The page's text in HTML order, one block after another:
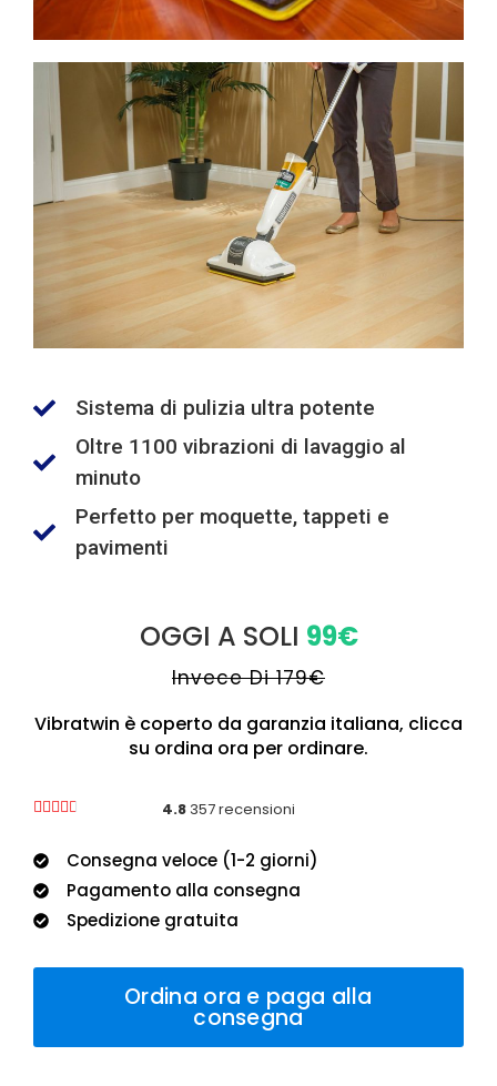
Sistema di pulizia ultra potente
Oltre 1100 vibrazioni di lavaggio al
minuto
Perfetto per moquette, tappeti e
pavimenti
OGGI A SOLI 99€
Invece Di 179€
Vibratwin è coperto da garanzia italiana, clicca
su ordina ora per ordinare.
     4.8357 recensioni
Consegna veloce (1-2 giorni)
Pagamento alla consegna
Spedizione gratuita
Ordina ora e paga alla
consegna